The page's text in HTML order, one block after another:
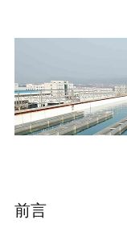
前言